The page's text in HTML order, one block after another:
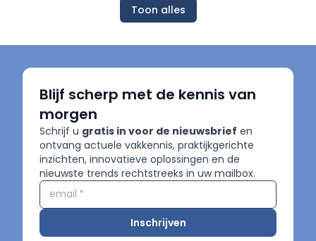
& Deuren, Pvc Ramen & Deuren, Houten Ramen &
Deuren, Binnendeuren, Keuken, Ramen & Deuren,
Toon alles
Blijf scherp met de kennis van
morgen
Schrijf u gratis in voor de nieuwsbrief en
ontvang actuele vakkennis, praktijkgerichte
inzichten, innovatieve oplossingen en de
nieuwste trends rechtstreeks in uw mailbox.
email *
Inschrijven